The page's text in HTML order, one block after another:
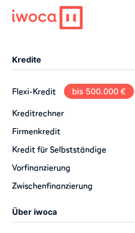
Über iwoca
Kredite
Flexi-Kredit bis 500.000 €
Kreditrechner
Firmenkredit
Kredit für Selbstständige
Vorfinanzierung
Zwischenfinanzierung